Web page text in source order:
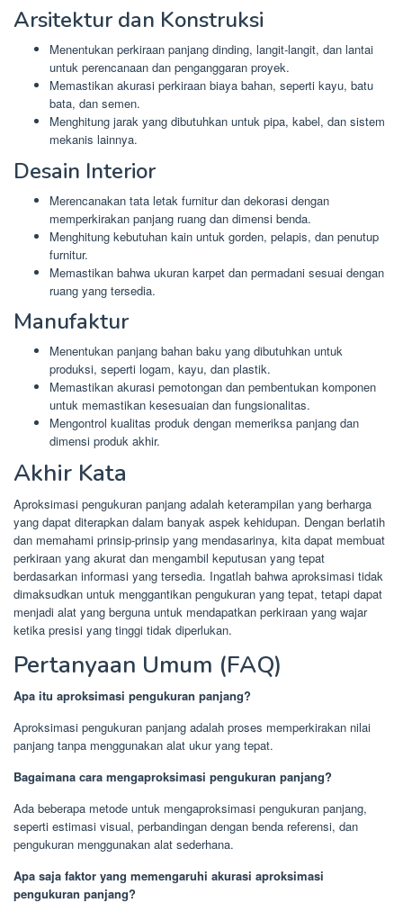
Arsitektur dan Konstruksi
Menentukan perkiraan panjang dinding, langit-langit, dan lantai
untuk perencanaan dan penganggaran proyek.
Memastikan akurasi perkiraan biaya bahan, seperti kayu, batu
bata, dan semen.
Menghitung jarak yang dibutuhkan untuk pipa, kabel, dan sistem
mekanis lainnya.
Desain Interior
Merencanakan tata letak furnitur dan dekorasi dengan
memperkirakan panjang ruang dan dimensi benda.
Menghitung kebutuhan kain untuk gorden, pelapis, dan penutup
furnitur.
Memastikan bahwa ukuran karpet dan permadani sesuai dengan
ruang yang tersedia.
Manufaktur
Menentukan panjang bahan baku yang dibutuhkan untuk
produksi, seperti logam, kayu, dan plastik.
Memastikan akurasi pemotongan dan pembentukan komponen
untuk memastikan kesesuaian dan fungsionalitas.
Mengontrol kualitas produk dengan memeriksa panjang dan
dimensi produk akhir.
Akhir Kata
Aproksimasi pengukuran panjang adalah keterampilan yang berharga
yang dapat diterapkan dalam banyak aspek kehidupan. Dengan berlatih
dan memahami prinsip-prinsip yang mendasarinya, kita dapat membuat
perkiraan yang akurat dan mengambil keputusan yang tepat
berdasarkan informasi yang tersedia. Ingatlah bahwa aproksimasi tidak
dimaksudkan untuk menggantikan pengukuran yang tepat, tetapi dapat
menjadi alat yang berguna untuk mendapatkan perkiraan yang wajar
ketika presisi yang tinggi tidak diperlukan.
Pertanyaan Umum (FAQ)
Apa itu aproksimasi pengukuran panjang?
Aproksimasi pengukuran panjang adalah proses memperkirakan nilai
panjang tanpa menggunakan alat ukur yang tepat.
Bagaimana cara mengaproksimasi pengukuran panjang?
Ada beberapa metode untuk mengaproksimasi pengukuran panjang,
seperti estimasi visual, perbandingan dengan benda referensi, dan
pengukuran menggunakan alat sederhana.
Apa saja faktor yang memengaruhi akurasi aproksimasi
pengukuran panjang?